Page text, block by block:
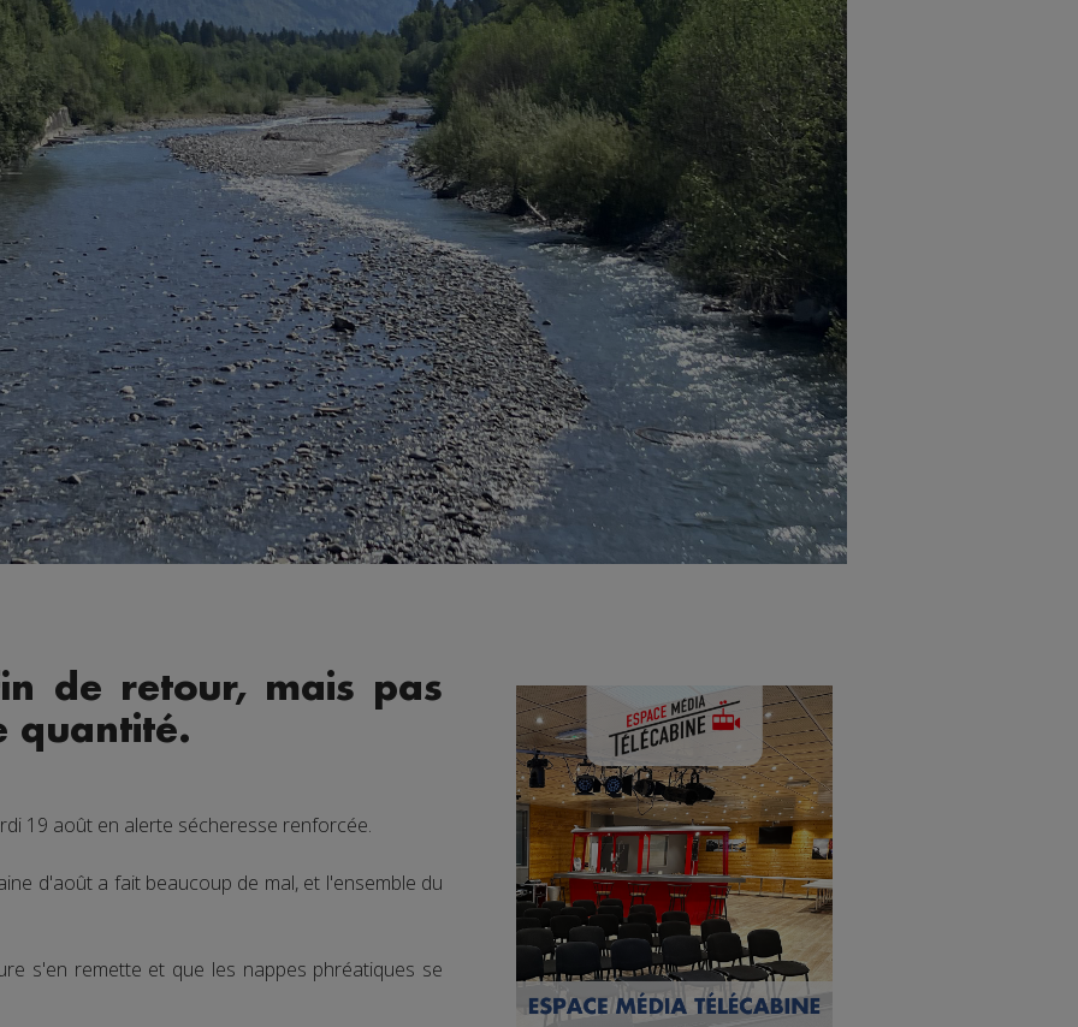
de retour, mais pas
quantité.
19 août en alerte sécheresse renforcée.
d'août a fait beaucoup de mal, et l'ensemble du
s'en remette et que les nappes phréatiques se